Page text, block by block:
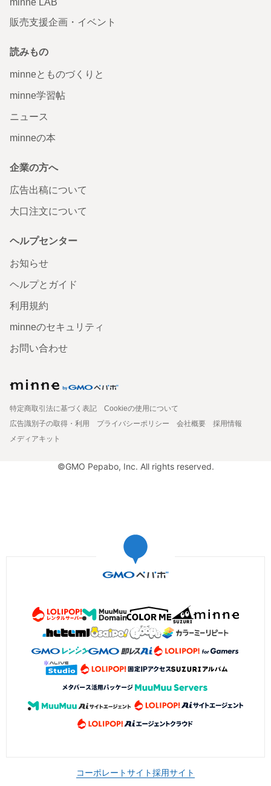
販売支援企画・イベント
読みもの
minneとものづくりと
minne学習帖
ニュース
minneの本
企業の方へ
広告出稿について
大口注文について
ヘルプセンター
お知らせ
ヘルプとガイド
利用規約
minneのセキュリティ
お問い合わせ
特定商取引法に基づく表記
Cookieの使用について
広告識別子の取得・利用
プライバシーポリシー 会社概要
採用情報
メディアキット
©GMO Pepabo, Inc. All rights reserved.
コーポレートサイト採用サイト